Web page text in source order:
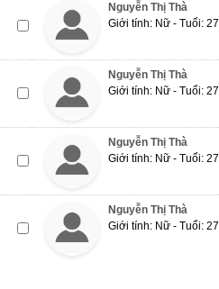
Nguyễn Thị Thà
Giới tính: Nữ - Tuổi: 27
Nguyễn Thị Thà
Giới tính: Nữ - Tuổi: 27
Nguyễn Thị Thà
Giới tính: Nữ - Tuổi: 27
Nguyễn Thị Thà
Giới tính: Nữ - Tuổi: 27